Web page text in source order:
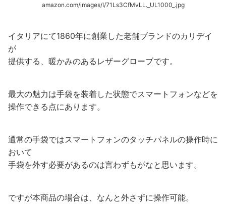
amazon.com/images/I/71Ls3CfMvLL._UL1000_.jpg
イタリアにて1860年に創業した老舗ブランドのカリデイ
が
提供する、暖かみのあるレザーグローブです。
最大の魅力は手袋を装着した状態でスマートフォンなどを
操作できる点にあります。
通常の手袋ではスマートフォンのタッチパネルの操作時に
おいて
手袋を外す必要があるのは言わずもがなと思います。
ですが本商品の場合は、なんと外さずに操作可能。